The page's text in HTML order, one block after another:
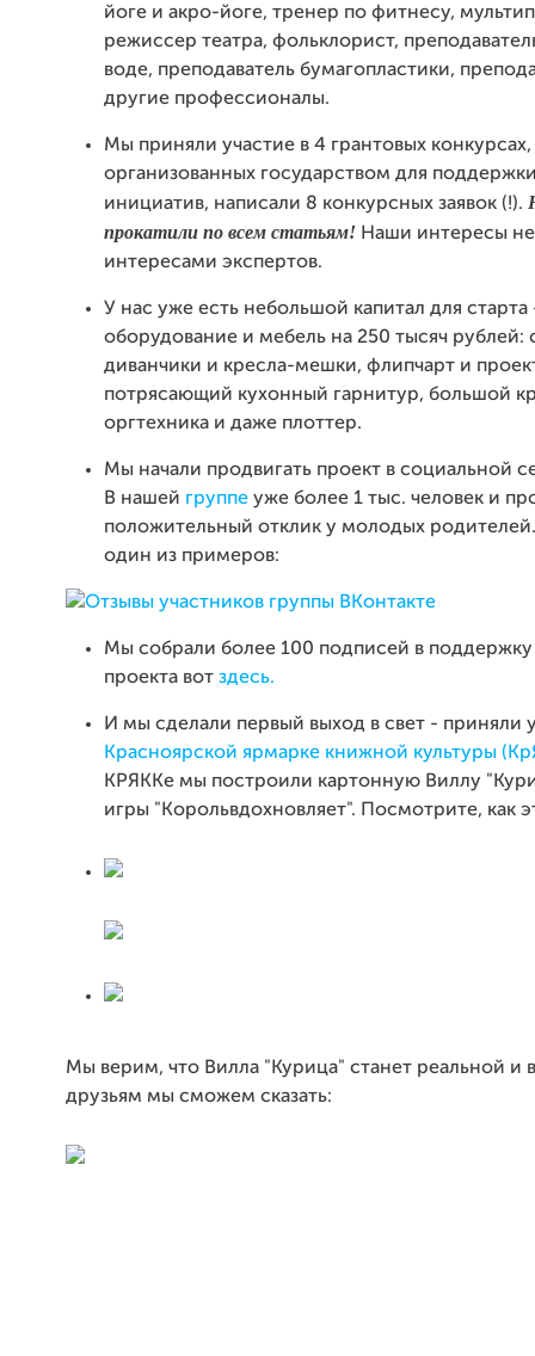
йоге и акро-йоге, тренер по фитнесу,
режиссер театра, фольклорист,
воде, преподаватель бумагопластики,
другие профессионалы.
Мы приняли участие в 4 грантовых конкурсах,
организованных государством для
инициатив, написали 8 конкурсных заявок (!).
прокатили по всем статьям! Наши интересы
интересами экспертов.
У нас уже есть небольшой капитал для старта
оборудование и мебель на 250 тысяч рублей:
диванчики и кресла-мешки, флипчарт и
потрясающий кухонный гарнитур, большой
оргтехника и даже плоттер.
Мы начали продвигать проект в социальной
В нашей группе уже более 1 тыс. человек и
положительный отклик у молодых
один из примеров:
Мы собрали более 100 подписей в
проекта вот здесь.
И мы сделали первый выход в свет - приняли
Красноярской ярмарке книжной культуры
КРЯККе мы построили картонную Виллу
игры "Корольвдохновляет". Посмотрите, как
Мы верим, что Вилла "Курица" станет реальной и
друзьям мы сможем сказать: